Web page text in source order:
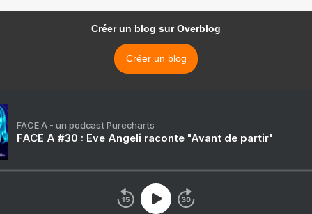
Créer un blog sur Overblog
Créer un blog
FACE A - un podcast Purecharts
FACE A #30 : Eve Angeli raconte "Avant de partir"